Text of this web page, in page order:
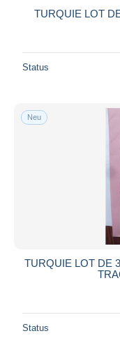
TURQUIE LOT
Status
Neu
TURQUIE LOT DE
Status